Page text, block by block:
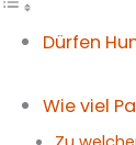
Dürfen
Wie viel